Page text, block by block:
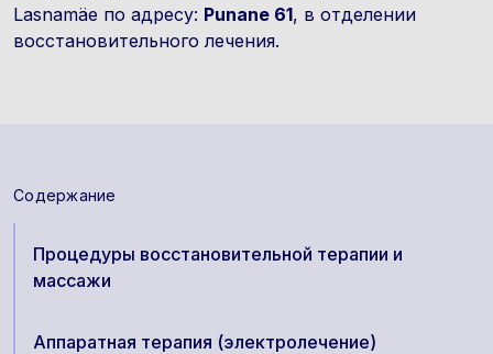
Содержание
Процедуры восстановительной терапии и
массажи
Аппаратная терапия (электролечение)
Lasnamäe по адресу: Punane 61, в отделении
восстановительного лечения.